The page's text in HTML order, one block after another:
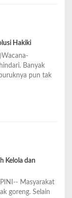
Hakiki
Banyak
pun tak
Kelola dan
Masyarakat
goreng. Selain